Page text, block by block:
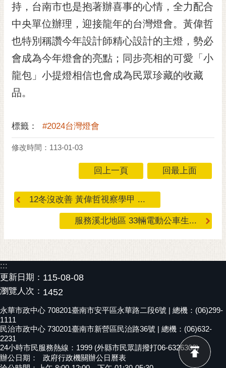
市
民
信
箱
English
本
隱
私
權
全
政
站
資
開
放
告
市
府
交
持，台南市也是抱著辦喜事的心情，全力配合
中央單位辦理，迎接龍年的台灣燈會。黃偉哲
也特別稱讚今年設計師精心設計的主燈，勢必
會成為今年燈會的亮點；同步亮相的可愛「小
龍包」小提燈相信也會成為民眾珍藏的收藏
品。
標籤： #2024台灣燈會
修改時間：113-01-03
回上一頁 回最上面
12冬沒改善 黃偉哲視察學甲 ...
服務溪北地區 33輛電動公車生...
:::
更新日期： 115-08-08
瀏覽人次： 1452
永華市政中心 708201臺南市安平區永華路二段6號 | 總機：(06)299-
1111
民治市政中心 730201臺南市新營區民治路36號 | 總機：(06)632-
2231
24小時市民服務熱線：1999 (外縣市民眾請撥打06-6326303)
辦公日期：
政府行政機關辦公日曆表